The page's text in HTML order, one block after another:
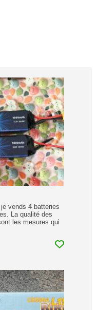
vends 4 batteries
La qualité des
les mesures qui